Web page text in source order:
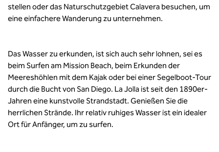
stellen oder das Naturschutzgebiet Calavera besuchen, um
eine einfachere Wanderung zu unternehmen.
Das Wasser zu erkunden, ist sich auch sehr lohnen, sei es
beim Surfen am Mission Beach, beim Erkunden der
Meereshöhlen mit dem Kajak oder bei einer Segelboot-Tour
durch die Bucht von San Diego. La Jolla ist seit den 1890er-
Jahren eine kunstvolle Strandstadt. Genießen Sie die
herrlichen Strände. Ihr relativ ruhiges Wasser ist ein idealer
Ort für Anfänger, um zu surfen.